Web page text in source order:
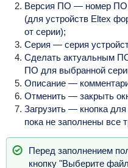
Версия ПО — номер ПО
(для устройств Eltex
от серии);
Серия — серия
Сделать актуальным
ПО для выбранной
Описание —
Отменить — закрыть
Загрузить — кнопка для
пока не заполнены все
Перед заполнением
кнопку "Выберите